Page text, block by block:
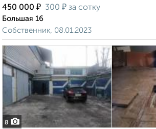
450 000 ₽ 300 ₽ за сотку
Большая 16
Собственник, 08.01.2023
8